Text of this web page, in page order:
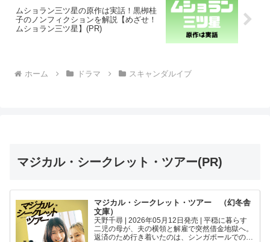
ムショラン三ツ星の原作は実話！黒栁桂
子のノンフィクションを解説【めざせ！
ムショラン三ツ星】(PR)
ホーム ドラマ スキャンダルイブ
マジカル・シークレット・ツアー(PR)
マジカル・シークレット・ツアー （幻冬舎
文庫）
天野千尋 | 2026年05月12日発売 | 平穏に暮らす
二児の母が、夫の横領と解雇で突然借金地獄へ。
返済のため行き着いたのは、シンガポールでの闇